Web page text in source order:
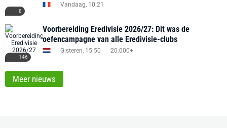
8
Vandaag, 10:21
146
Voorbereiding Eredivisie 2026/27: Dit was de
oefencampagne van alle Eredivisie-clubs
Gisteren, 15:50 20.000+
Meer nieuws